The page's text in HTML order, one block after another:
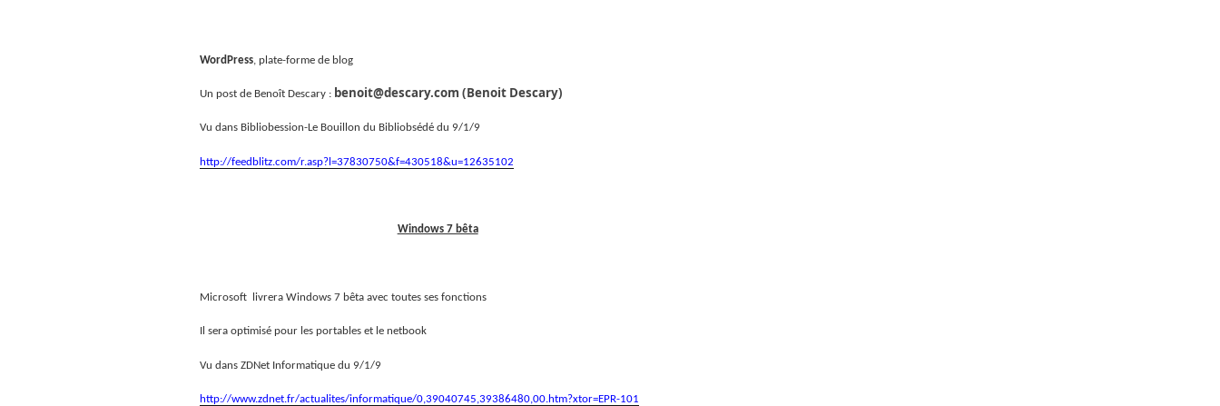
WordPress, plate-forme de blog
Un post de Benoît Descary : benoit@descary.com (Benoit Descary)
Vu dans Bibliobession-Le Bouillon du Bibliobsédé du 9/1/9
http://feedblitz.com/r.asp?l=37830750&f=430518&u=12635102
Windows 7 bêta
Microsoft livrera Windows 7 bêta avec toutes ses fonctions
Il sera optimisé pour les portables et le netbook
Vu dans ZDNet Informatique du 9/1/9
http://www.zdnet.fr/actualites/informatique/0,39040745,39386480,00.htm?xtor=EPR-101